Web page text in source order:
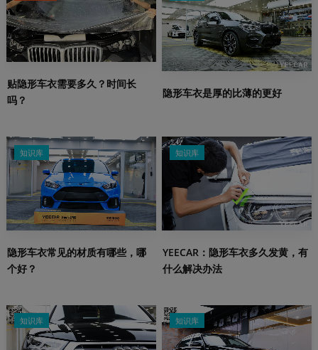
贴隐形车衣需要多久？时间长
吗？
隐形车衣是厚的比薄的更好
知识库
隐形车衣常见的材质有哪些，哪
个好？
知识库
YEECAR：隐形车衣多久发黄，有
什么解决办法
知识库 知识库